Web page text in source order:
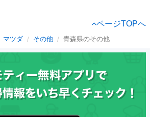
ページTOPへ
マツダ その他 青森県のその他